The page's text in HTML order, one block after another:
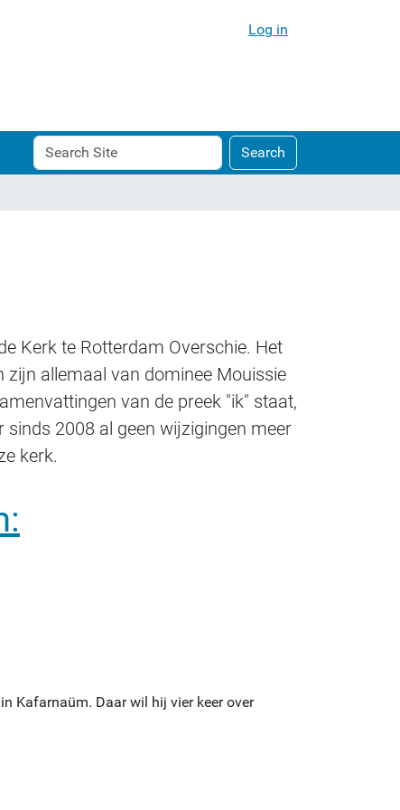
Log in
Search
Site
Search
Advanced
Search…
Kerk te Rotterdam Overschie. Het
allemaal van dominee Mouissie
van de preek "ik" staat,
sinds 2008 al geen wijzigingen meer
kerk.
Kafarnaüm. Daar wil hij vier keer over